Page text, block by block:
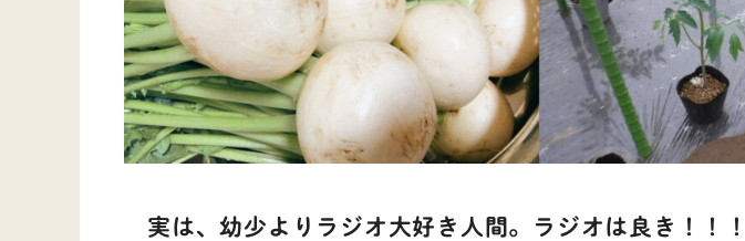
実は、幼少よりラジオ大好き人間。ラジオは良き！！！